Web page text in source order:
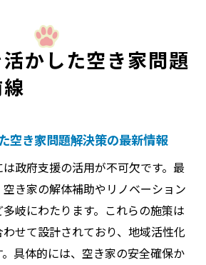
かした空き家問題
空き家問題解決策の最新情報
政府支援の活用が不可欠です。最
き家の解体補助やリノベーション
岐にわたります。これらの施策は
せて設計されており、地域活性化
具体的には、空き家の安全確保か